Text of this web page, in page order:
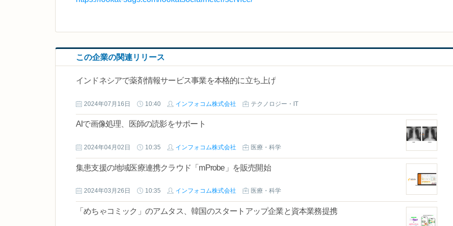
この企業の関連リリース
インドネシアで薬剤情報サービス事業を本格的に立ち上げ
2024年07月16日 10:40 インフォコム株式会社 テクノロジー・IT
AIで画像処理、医師の読影をサポート
2024年04月02日 10:35 インフォコム株式会社 医療・科学
集患支援の地域医療連携クラウド「mProbe」を販売開始
2024年03月26日 10:35 インフォコム株式会社 医療・科学
「めちゃコミック」のアムタス、韓国のスタートアップ企業と資本業務提携